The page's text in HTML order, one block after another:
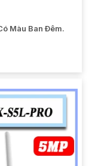
Màu Ban Ðêm.